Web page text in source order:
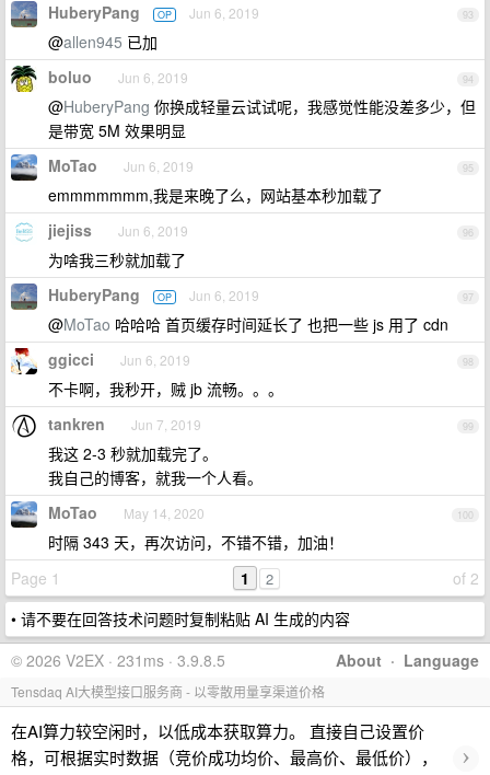
93
HuberyPang OP Jun 6, 2019
@allen945 已加
94
boluo Jun 6, 2019
@HuberyPang 你换成轻量云试试呢，我感觉性能没差多少，但
是带宽 5M 效果明显
95
MoTao Jun 6, 2019
emmmmmmm,我是来晚了么，网站基本秒加载了
96
jiejiss Jun 6, 2019
为啥我三秒就加载了
97
HuberyPang OP Jun 6, 2019
@MoTao 哈哈哈 首页缓存时间延长了 也把一些 js 用了 cdn
98
ggicci Jun 6, 2019
不卡啊，我秒开，贼 jb 流畅。。。
99
tankren Jun 7, 2019
我这 2-3 秒就加载完了。
我自己的博客，就我一个人看。
100
MoTao May 14, 2020
时隔 343 天，再次访问，不错不错，加油！
Page 1
of 2
1 2
• 请不要在回答技术问题时复制粘贴 AI 生成的内容
About · Language
© 2026 V2EX · 231ms · 3.9.8.5
Tensdaq AI大模型接口服务商 - 以零散用量享渠道价格
在AI算力较空闲时，以低成本获取算力。 直接自己设置价
格，可根据实时数据（竞价成功均价、最高价、最低价），
›